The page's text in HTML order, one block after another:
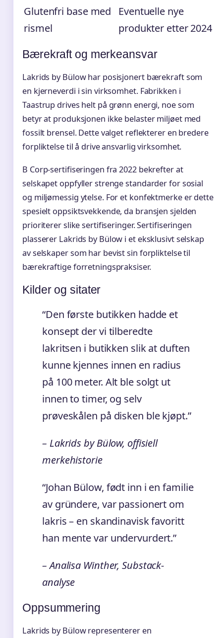
Glutenfri base med
rismel
Eventuelle nye
produkter etter 2024
Bærekraft og merkeansvar
Lakrids by Bülow har posisjonert bærekraft som
en kjerneverdi i sin virksomhet. Fabrikken i
Taastrup drives helt på grønn energi, noe som
betyr at produksjonen ikke belaster miljøet med
fossilt brensel. Dette valget reflekterer en bredere
forpliktelse til å drive ansvarlig virksomhet.
B Corp-sertifiseringen fra 2022 bekrefter at
selskapet oppfyller strenge standarder for sosial
og miljømessig ytelse. For et konfektmerke er dette
spesielt oppsiktsvekkende, da bransjen sjelden
prioriterer slike sertifiseringer. Sertifiseringen
plasserer Lakrids by Bülow i et eksklusivt selskap
av selskaper som har bevist sin forpliktelse til
bærekraftige forretningspraksiser.
Kilder og sitater
“Den første butikken hadde et
konsept der vi tilberedte
lakritsen i butikken slik at duften
kunne kjennes innen en radius
på 100 meter. Alt ble solgt ut
innen to timer, og selv
prøveskålen på disken ble kjøpt.”
– Lakrids by Bülow, offisiell
merkehistorie
“Johan Bülow, født inn i en familie
av gründere, var passionert om
lakris – en skandinavisk favoritt
han mente var undervurdert.”
– Analisa Winther, Substack-
analyse
Oppsummering
Lakrids by Bülow representerer en